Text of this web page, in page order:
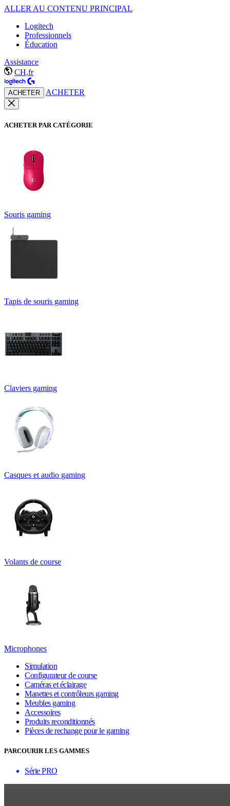
ALLER AU CONTENU PRINCIPAL
Logitech
Professionnels
Éducation
Assistance
CH,fr
ACHETER ACHETER
ACHETER PAR CATÉGORIE
Souris gaming
Tapis de souris gaming
Claviers gaming
Casques et audio gaming
Volants de course
Microphones
Simulation
Configurateur de course
Caméras et éclairage
Manettes et contrôleurs gaming
Meubles gaming
Accessoires
Produits reconditionnés
Pièces de rechange pour le gaming
PARCOURIR LES GAMMES
Série PRO